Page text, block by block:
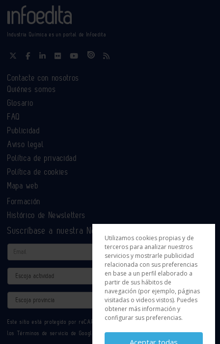
Industria Química es un portal de Infoedita
Contacte con nosotros
Quiénes somos
Glosario
FAQ
Publicidad
Aviso legal
Política de privacidad
Política de cookies
Mapa web
Formación
Histórico de Newsletters
Suscríbase a nuestra Newsletter
Email
Actividad
Provincia
Este sitio está protegido por reCAPTCHA y se aplican laPolítica de privacidad
los Términos de servicio de Google.
Utilizamos cookies propias y de
terceros para analizar nuestros
servicios y mostrarle publicidad
relacionada con sus preferencias
en base a un perfil elaborado a
partir de sus hábitos de
navegación (por ejemplo, páginas
visitadas o videos vistos). Puedes
obtener más información y
configurar sus preferencias.
Aceptar todas